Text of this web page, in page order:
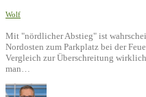
Wolf
Mit "nördlicher Abstieg" ist
Nordosten zum Parkplatz bei der
Vergleich zur Überschreitung
man…